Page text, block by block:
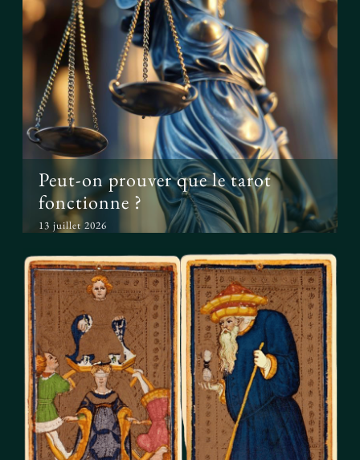
Peut-on prouver que le tarot
fonctionne ?
Peut-on prouver que le tarot
fonctionne ?
13 juillet 2026
Le tarot avant l’ésotérisme : un
simple jeu ?